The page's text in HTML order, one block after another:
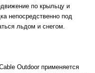
по крыльцу и
непосредственно под
льдом и снегом.
Outdoor применяется